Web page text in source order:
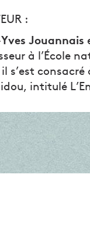
:
Jouannais
à l’École
s’est
intitulé